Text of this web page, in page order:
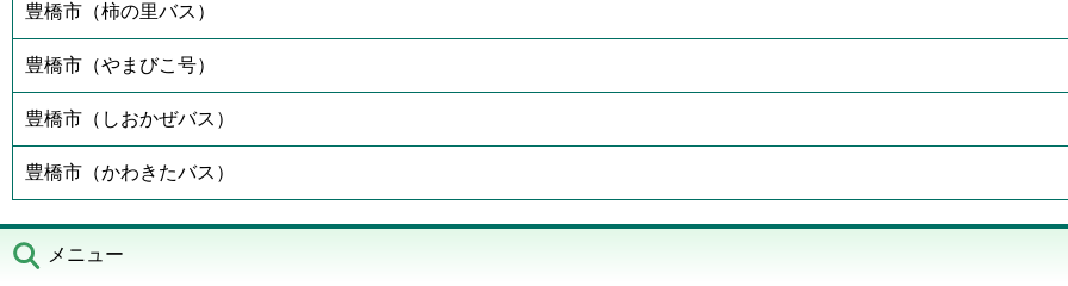
豊橋市（柿の里バス）
豊橋市（やまびこ号）
豊橋市（しおかぜバス）
豊橋市（かわきたバス）
メニュー